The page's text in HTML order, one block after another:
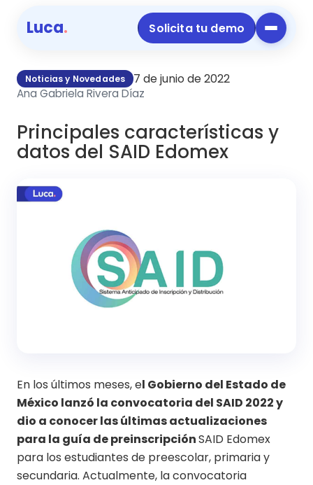
Luca. Solicita tu demo
Noticias y Novedades 7 de junio de 2022
Ana Gabriela Rivera Díaz
Principales características y
datos del SAID Edomex
En los últimos meses, el Gobierno del Estado de
México lanzó la convocatoria del SAID 2022 y
dio a conocer las últimas actualizaciones
para la guía de preinscripciónSAID Edomex
para los estudiantes de preescolar, primaria y
secundaria. Actualmente, la convocatoria